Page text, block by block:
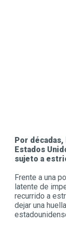
Por
Estados
sujeto a
Frente a una
latente de
recurrido a
dejar una